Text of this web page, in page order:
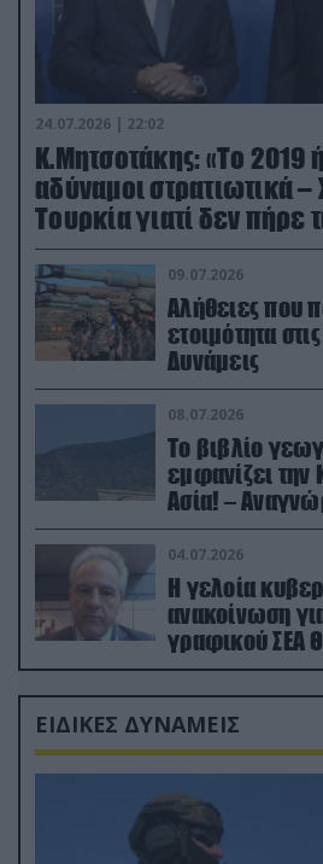
24.07.2026 | 22:02
Κ.Μητσοτάκης: «Το 2019
αδύναμοι στρατιωτικά –
Τουρκία γιατί δεν πήρε
(βίντεο)
09.07.2026
Αλήθειες που
ετοιμότητα
Δυνάμεις
08.07.2026
Το βιβλίο
εμφανίζει την
Ασία! –
κατεχόμενα;
04.07.2026
Η γελοία
ανακοίνωση
γραφικού ΣΕΑ
Ρώσους
ΕΙΔΙΚΕΣ ΔΥΝΑΜΕΙΣ